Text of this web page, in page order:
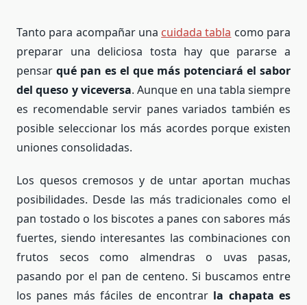
Tanto para acompañar una cuidada tabla como para
preparar una deliciosa tosta hay que pararse a
pensar qué pan es el que más potenciará el sabor
del queso y viceversa. Aunque en una tabla siempre
es recomendable servir panes variados también es
posible seleccionar los más acordes porque existen
uniones consolidadas.
Los quesos cremosos y de untar aportan muchas
posibilidades. Desde las más tradicionales como el
pan tostado o los biscotes a panes con sabores más
fuertes, siendo interesantes las combinaciones con
frutos secos como almendras o uvas pasas,
pasando por el pan de centeno. Si buscamos entre
los panes más fáciles de encontrar la chapata es